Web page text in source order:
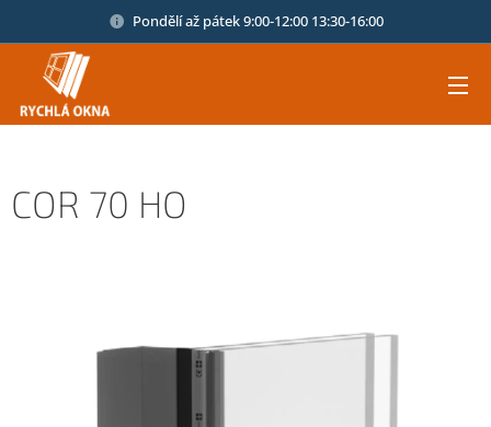
Pondělí až pátek 9:00-12:00 13:30-16:00
COR 70 HO